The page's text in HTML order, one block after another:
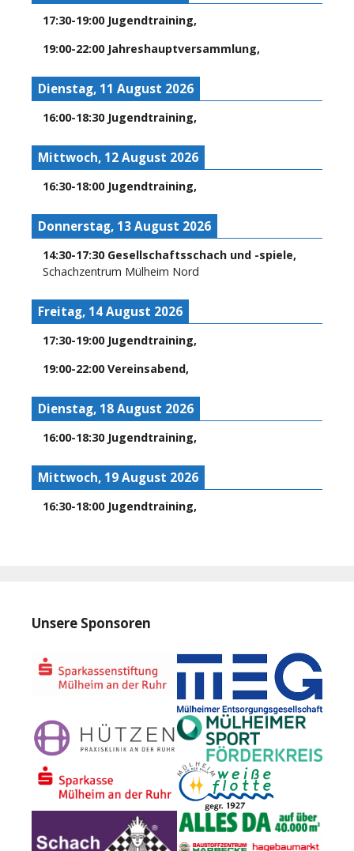
17:30-19:00 Jugendtraining,
19:00-22:00 Jahreshauptversammlung,
Dienstag, 11 August 2026
16:00-18:30 Jugendtraining,
Mittwoch, 12 August 2026
16:30-18:00 Jugendtraining,
Donnerstag, 13 August 2026
14:30-17:30 Gesellschaftsschach und -spiele,
Schachzentrum Mülheim Nord
Freitag, 14 August 2026
17:30-19:00 Jugendtraining,
19:00-22:00 Vereinsabend,
Dienstag, 18 August 2026
16:00-18:30 Jugendtraining,
Mittwoch, 19 August 2026
16:30-18:00 Jugendtraining,
Unsere Sponsoren